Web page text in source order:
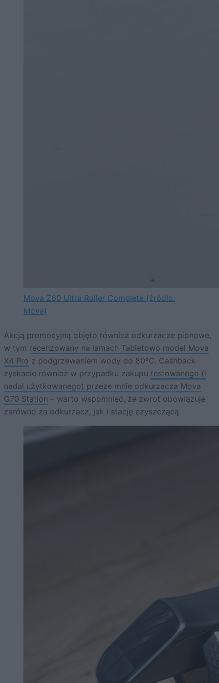
Mova Z60 Ultra Roller Complete (źródło:
Mova)
Akcją promocyjną objęto również odkurzacze pionowe,
w tym recenzowany na łamach Tabletowo model Mova
X4 Pro z podgrzewaniem wody do 80ºC. Cashback
zyskacie również w przypadku zakupu testowanego (i
nadal użytkowanego) przeze mnie odkurzacza Mova
G70 Station – warto wspomnieć, że zwrot obowiązuje
zarówno za odkurzacz, jak i stację czyszczącą.